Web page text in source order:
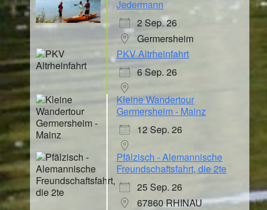
Jedermann
2 Sep. 26
Germersheim
PKV Altrheinfahrt
6 Sep. 26
Kleine Wandertour
Germersheim - Mainz
12 Sep. 26
Pfälzisch - Alemannische
Freundschaftsfahrt, die 2te
25 Sep. 26
67860 RHINAU